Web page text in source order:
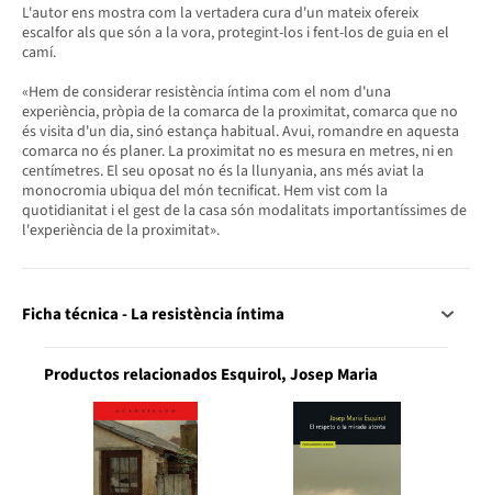
L'autor ens mostra com la vertadera cura d'un mateix ofereix
escalfor als que són a la vora, protegint-los i fent-los de guia en el
camí.
«Hem de considerar resistència íntima com el nom d'una
experiència, pròpia de la comarca de la proximitat, comarca que no
és visita d'un dia, sinó estança habitual. Avui, romandre en aquesta
comarca no és planer. La proximitat no es mesura en metres, ni en
centímetres. El seu oposat no és la llunyania, ans més aviat la
monocromia ubiqua del món tecnificat. Hem vist com la
quotidianitat i el gest de la casa són modalitats importantíssimes de
l'experiència de la proximitat».
Ficha técnica - La resistència íntima
Productos relacionados Esquirol, Josep Maria